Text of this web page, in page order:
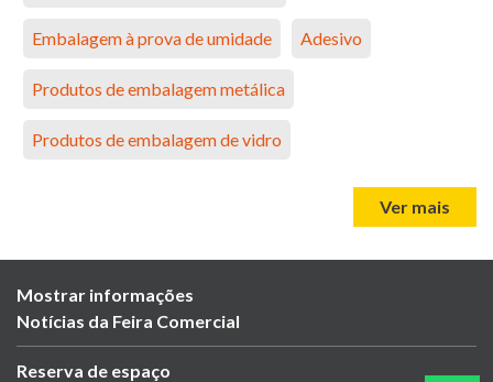
Embalagem à prova de umidade Adesivo
Produtos de embalagem metálica
Produtos de embalagem de vidro
Ver mais
Mostrar informações
Notícias da Feira Comercial
Reserva de espaço